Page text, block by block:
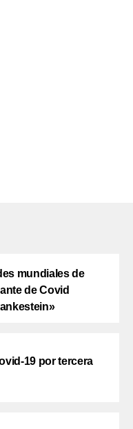
mundiales de
de Covid
19 por tercera